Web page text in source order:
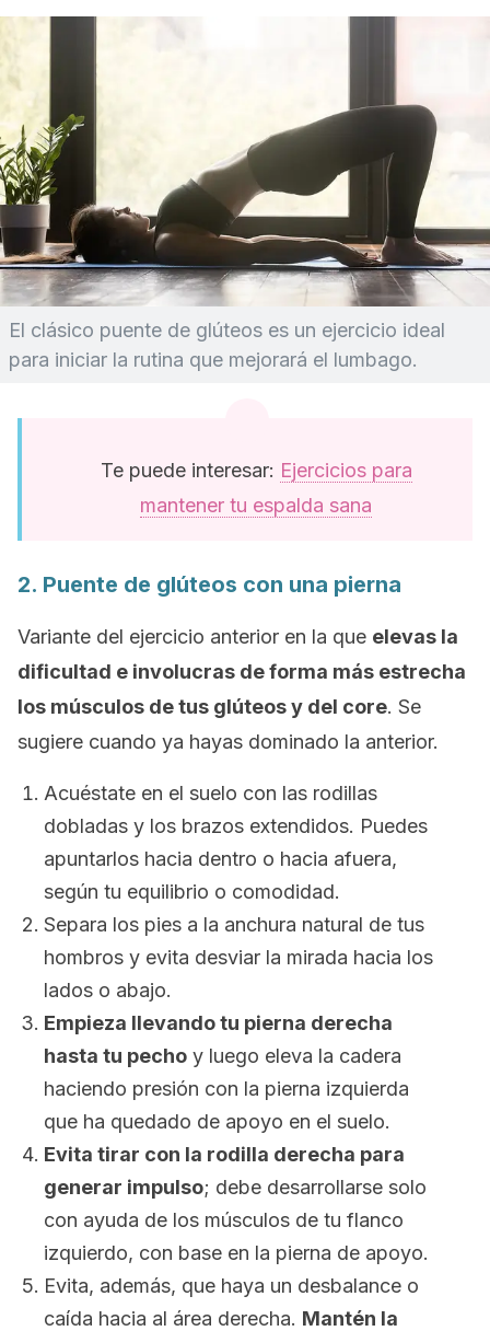
El clásico puente de glúteos es un ejercicio ideal
para iniciar la rutina que mejorará el lumbago.
Te puede interesar: Ejercicios para
mantener tu espalda sana
2. Puente de glúteos con una pierna
Variante del ejercicio anterior en la que elevas la
dificultad e involucras de forma más estrecha
los músculos de tus glúteos y del core. Se
sugiere cuando ya hayas dominado la anterior.
Acuéstate en el suelo con las rodillas
dobladas y los brazos extendidos. Puedes
apuntarlos hacia dentro o hacia afuera,
según tu equilibrio o comodidad.
Separa los pies a la anchura natural de tus
hombros y evita desviar la mirada hacia los
lados o abajo.
Empieza llevando tu pierna derecha
hasta tu pecho y luego eleva la cadera
haciendo presión con la pierna izquierda
que ha quedado de apoyo en el suelo.
Evita tirar con la rodilla derecha para
generar impulso; debe desarrollarse solo
con ayuda de los músculos de tu flanco
izquierdo, con base en la pierna de apoyo.
Evita, además, que haya un desbalance o
caída hacia al área derecha. Mantén la